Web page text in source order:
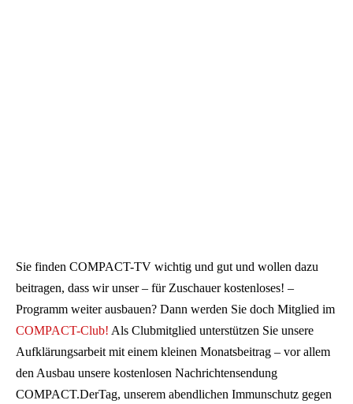
Sie finden COMPACT-TV wichtig und gut und wollen dazu
beitragen, dass wir unser – für Zuschauer kostenloses! –
Programm weiter ausbauen? Dann werden Sie doch Mitglied im
COMPACT-Club! Als Clubmitglied unterstützen Sie unsere
Aufklärungsarbeit mit einem kleinen Monatsbeitrag – vor allem
den Ausbau unsere kostenlosen Nachrichtensendung
COMPACT.DerTag, unserem abendlichen Immunschutz gegen